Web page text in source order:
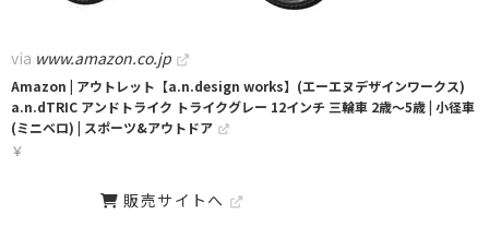
via www.amazon.co.jp
Amazon | アウトレット【a.n.design works】(エーエヌデザインワークス)
a.n.dTRIC アンドトライク トライクグレー 12インチ 三輪車 2歳～5歳 | 小径車
(ミニベロ) | スポーツ&アウトドア
￥
販売サイトへ